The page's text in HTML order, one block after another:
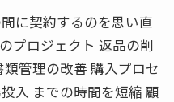
に契約するのを思い直
プロジェクト 返品の削
管理の改善 購入プロセ
入 までの時間を短縮 顧